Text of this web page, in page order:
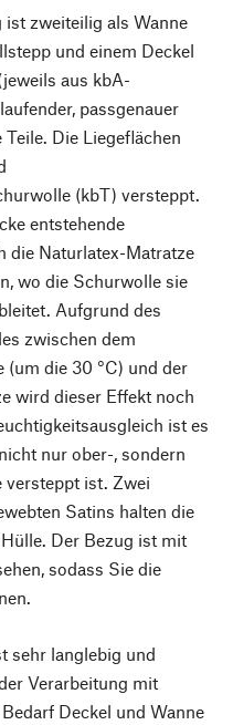
ist zweiteilig als Wanne
und einem Deckel
aus kbA-
passgenauer
Die Liegeflächen
(kbT) versteppt.
entstehende
die Naturlatex-Matratze
wo die Schurwolle sie
Aufgrund des
zwischen dem
(um die 30 °C) und der
wird dieser Effekt noch
ist es
nur ober-, sondern
ist. Zwei
Satins halten die
Der Bezug ist mit
sodass Sie die
sehr langlebig und
Verarbeitung mit
Deckel und Wanne